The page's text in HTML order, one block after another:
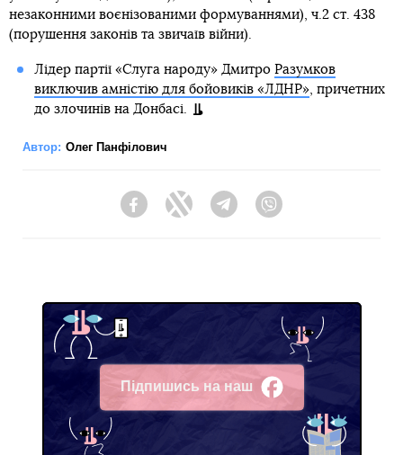
незаконними воєнізованими формуваннями), ч.2 ст. 438
(порушення законів та звичаїв війни).
Лідер партії «Слуга народу» Дмитро Разумков
виключив амністію для бойовиків «ЛДНР», причетних
до злочинів на Донбасі.
Автор: Олег Панфілович
FacebookTwitter Telegram
Підпишись на наш
Facebook